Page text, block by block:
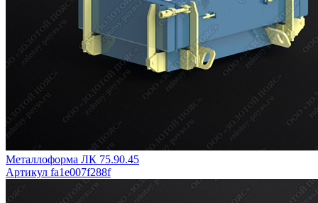
Металлоформа ЛК 75.90.45
Артикул fa1e007f288f